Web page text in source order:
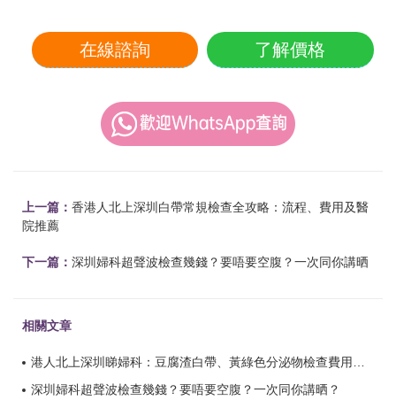
在線諮詢 了解價格
上一篇： 香港人北上深圳白帶常規檢查全攻略：流程、費用及醫
院推薦
下一篇： 深圳婦科超聲波檢查幾錢？要唔要空腹？一次同你講晒
相關文章
港人北上深圳睇婦科：豆腐渣白帶、黃綠色分泌物檢查費用全整理？
深圳婦科超聲波檢查幾錢？要唔要空腹？一次同你講晒？